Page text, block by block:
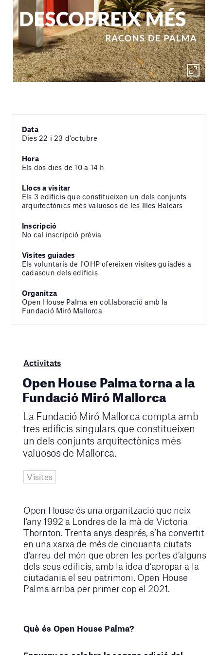
Data
Dies 22 i 23 d'octubre
Hora
Els dos dies de 10 a 14 h
Llocs a visitar
Els 3 edificis que constitueixen un dels conjunts
arquitectònics més valuosos de les Illes Balears
Inscripció
No cal inscripció prèvia
Visites guiades
Els voluntaris de l'OHP ofereixen visites guiades a
cadascun dels edificis
Organitza
Open House Palma en col.laboració amb la
Fundació Miró Mallorca
Activitats
Open House Palma torna a la
Fundació Miró Mallorca
La Fundació Miró Mallorca compta amb
tres edificis singulars que constitueixen
un dels conjunts arquitectònics més
valuosos de Mallorca.
Visites
Open House és una organització que neix
l’any 1992 a Londres de la mà de Victoria
Thornton. Trenta anys després, s’ha convertit
en una xarxa de més de cinquanta ciutats
d’arreu del món que obren les portes d’alguns
dels seus edificis, amb la idea d’apropar a la
ciutadania el seu patrimoni. Open House
Palma arriba per primer cop el 2021.
Què és Open House Palma?